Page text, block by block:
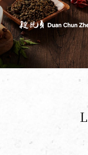
Duan's Kitchen